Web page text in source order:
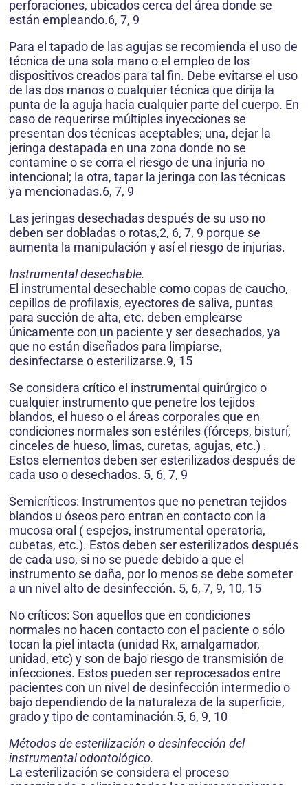
perforaciones, ubicados cerca del área donde se
están empleando.6, 7, 9
Para el tapado de las agujas se recomienda el uso de
técnica de una sola mano o el empleo de los
dispositivos creados para tal fin. Debe evitarse el uso
de las dos manos o cualquier técnica que dirija la
punta de la aguja hacia cualquier parte del cuerpo. En
caso de requerirse múltiples inyecciones se
presentan dos técnicas aceptables; una, dejar la
jeringa destapada en una zona donde no se
contamine o se corra el riesgo de una injuria no
intencional; la otra, tapar la jeringa con las técnicas
ya mencionadas.6, 7, 9
Las jeringas desechadas después de su uso no
deben ser dobladas o rotas,2, 6, 7, 9 porque se
aumenta la manipulación y así el riesgo de injurias.
Instrumental desechable.
El instrumental desechable como copas de caucho,
cepillos de profilaxis, eyectores de saliva, puntas
para succión de alta, etc. deben emplearse
únicamente con un paciente y ser desechados, ya
que no están diseñados para limpiarse,
desinfectarse o esterilizarse.9, 15
Se considera crítico el instrumental quirúrgico o
cualquier instrumento que penetre los tejidos
blandos, el hueso o el áreas corporales que en
condiciones normales son estériles (fórceps, bisturí,
cinceles de hueso, limas, curetas, agujas, etc.) .
Estos elementos deben ser esterilizados después de
cada uso o desechados. 5, 6, 7, 9
Semicríticos: Instrumentos que no penetran tejidos
blandos u óseos pero entran en contacto con la
mucosa oral ( espejos, instrumental operatoria,
cubetas, etc.). Estos deben ser esterilizados después
de cada uso, si no se puede debido a que el
instrumento se daña, por lo menos se debe someter
a un nivel alto de desinfección. 5, 6, 7, 9, 10, 15
No críticos: Son aquellos que en condiciones
normales no hacen contacto con el paciente o sólo
tocan la piel intacta (unidad Rx, amalgamador,
unidad, etc) y son de bajo riesgo de transmisión de
infecciones. Estos pueden ser reprocesados entre
pacientes con un nivel de desinfección intermedio o
bajo dependiendo de la naturaleza de la superficie,
grado y tipo de contaminación.5, 6, 9, 10
Métodos de esterilización o desinfección del
instrumental odontológico.
La esterilización se considera el proceso